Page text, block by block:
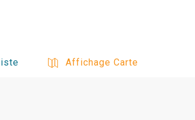
Affichage Carte